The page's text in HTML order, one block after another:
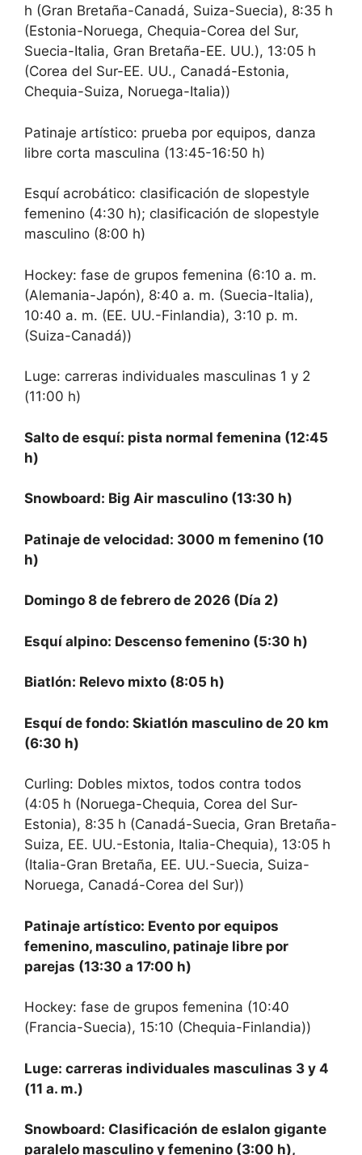
h (Gran Bretaña-Canadá, Suiza-Suecia), 8:35 h
(Estonia-Noruega, Chequia-Corea del Sur,
Suecia-Italia, Gran Bretaña-EE. UU.), 13:05 h
(Corea del Sur-EE. UU., Canadá-Estonia,
Chequia-Suiza, Noruega-Italia))
Patinaje artístico: prueba por equipos, danza
libre corta masculina (13:45-16:50 h)
Esquí acrobático: clasificación de slopestyle
femenino (4:30 h); clasificación de slopestyle
masculino (8:00 h)
Hockey: fase de grupos femenina (6:10 a. m.
(Alemania-Japón), 8:40 a. m. (Suecia-Italia),
10:40 a. m. (EE. UU.-Finlandia), 3:10 p. m.
(Suiza-Canadá))
Luge: carreras individuales masculinas 1 y 2
(11:00 h)
Salto de esquí: pista normal femenina (12:45
h)
Snowboard: Big Air masculino (13:30 h)
Patinaje de velocidad: 3000 m femenino (10
h)
Domingo 8 de febrero de 2026 (Día 2)
Esquí alpino: Descenso femenino (5:30 h)
Biatlón: Relevo mixto (8:05 h)
Esquí de fondo: Skiatlón masculino de 20 km
(6:30 h)
Curling: Dobles mixtos, todos contra todos
(4:05 h (Noruega-Chequia, Corea del Sur-
Estonia), 8:35 h (Canadá-Suecia, Gran Bretaña-
Suiza, EE. UU.-Estonia, Italia-Chequia), 13:05 h
(Italia-Gran Bretaña, EE. UU.-Suecia, Suiza-
Noruega, Canadá-Corea del Sur))
Patinaje artístico: Evento por equipos
femenino, masculino, patinaje libre por
parejas (13:30 a 17:00 h)
Hockey: fase de grupos femenina (10:40
(Francia-Suecia), 15:10 (Chequia-Finlandia))
Luge: carreras individuales masculinas 3 y 4
(11 a. m.)
Snowboard: Clasificación de eslalon gigante
paralelo masculino y femenino (3:00 h),